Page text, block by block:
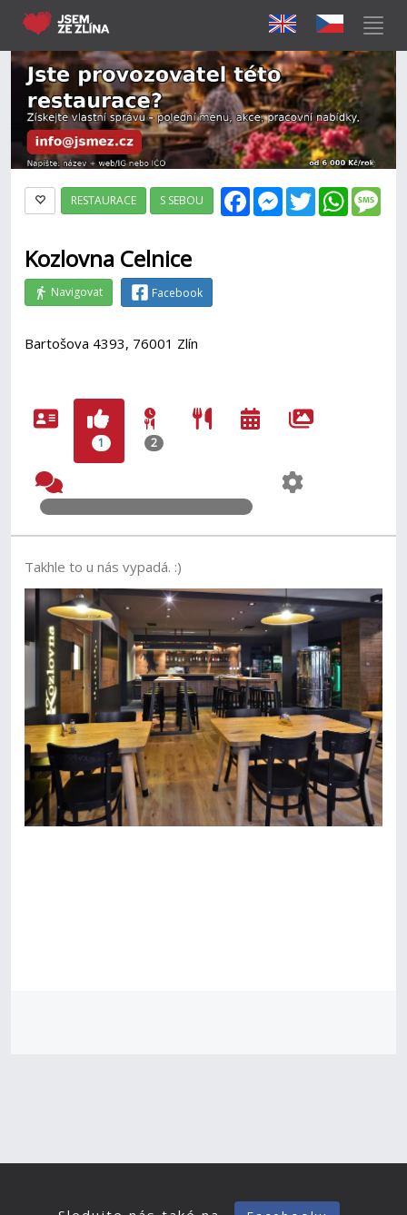
FacebookMessenger
Twitter
RESTAURACE S SEBOU
Kozlovna Celnice
Navigovat Facebook
Bartošova 4393, 76001 Zlín
1 2
Takhle to u nás vypadá. :)